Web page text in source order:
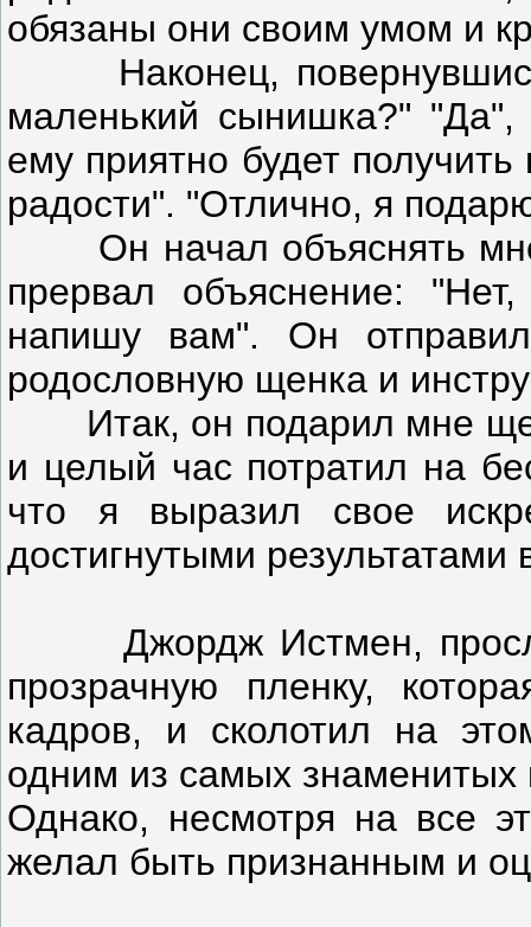
обязаны они своим умом и
Наконец, повернувшись
маленький сынишка?"
ему приятно будет
радости". "Отлично, я
Он начал объяснять мне,
прервал объяснение:
напишу вам". Он
родословную щенка и
Итак, он подарил мне
и целый час потратил на
что я выразил свое
достигнутыми результатами
Джордж Истмен,
прозрачную пленку,
кадров, и сколотил на
одним из самых
Однако, несмотря на все
желал быть признанным и